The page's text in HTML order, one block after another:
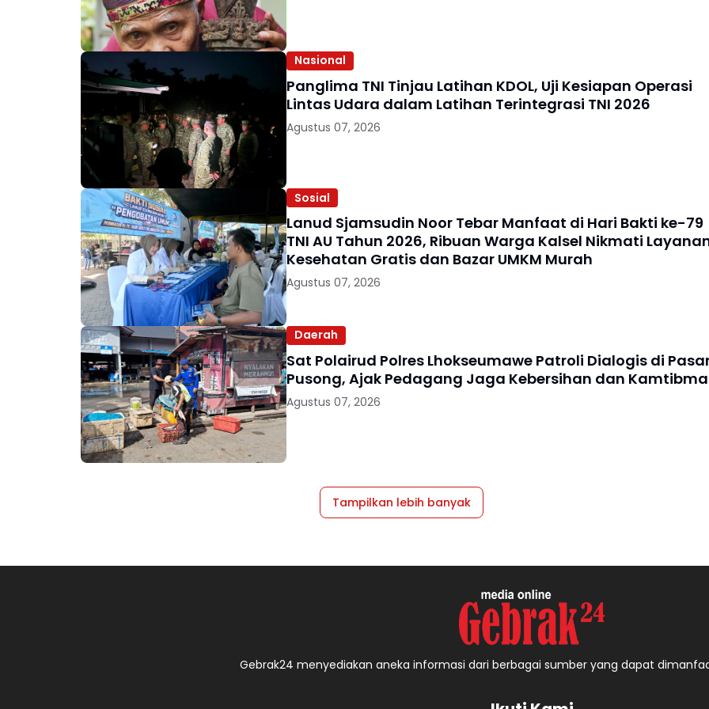
Nasional
Panglima TNI Tinjau Latihan KDOL, Uji Kesiapan Operasi
Lintas Udara dalam Latihan Terintegrasi TNI 2026
Agustus 07, 2026
Sosial
Lanud Sjamsudin Noor Tebar Manfaat di Hari Bakti ke-79
TNI AU Tahun 2026, Ribuan Warga Kalsel Nikmati
Kesehatan Gratis dan Bazar UMKM Murah
Agustus 07, 2026
Daerah
Sat Polairud Polres Lhokseumawe Patroli Dialogis di
Pusong, Ajak Pedagang Jaga Kebersihan dan
Agustus 07, 2026
Tampilkan lebih banyak
Gebrak24 menyediakan aneka informasi dari berbagai sumber yang dapat